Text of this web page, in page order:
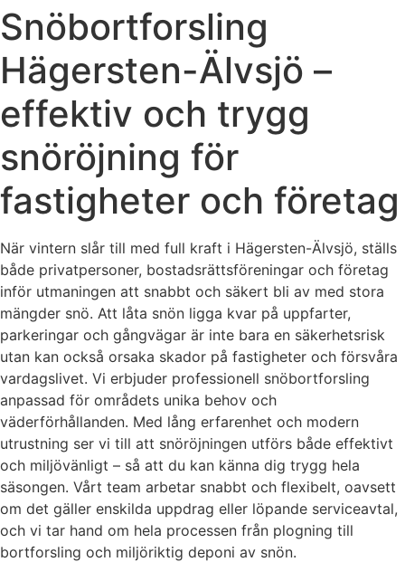
Snöbortforsling
Hägersten-Älvsjö –
effektiv och trygg
snöröjning för
fastigheter och företag
När vintern slår till med full kraft i Hägersten-Älvsjö, ställs
både privatpersoner, bostadsrättsföreningar och företag
inför utmaningen att snabbt och säkert bli av med stora
mängder snö. Att låta snön ligga kvar på uppfarter,
parkeringar och gångvägar är inte bara en säkerhetsrisk
utan kan också orsaka skador på fastigheter och försvåra
vardagslivet. Vi erbjuder professionell snöbortforsling
anpassad för områdets unika behov och
väderförhållanden. Med lång erfarenhet och modern
utrustning ser vi till att snöröjningen utförs både effektivt
och miljövänligt – så att du kan känna dig trygg hela
säsongen. Vårt team arbetar snabbt och flexibelt, oavsett
om det gäller enskilda uppdrag eller löpande serviceavtal,
och vi tar hand om hela processen från plogning till
bortforsling och miljöriktig deponi av snön.